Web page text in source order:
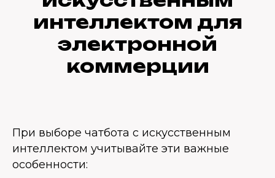
интеллектом для
электронной
коммерции
При выборе чатбота с искусственным
интеллектом учитывайте эти важные
особенности: